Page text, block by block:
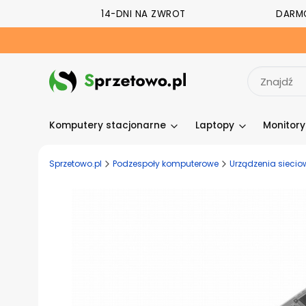
14-DNI NA ZWROT
Komputery stacjonarne Laptopy
Sprzetowo.pl Podzespoły komputerowe Urządzenia